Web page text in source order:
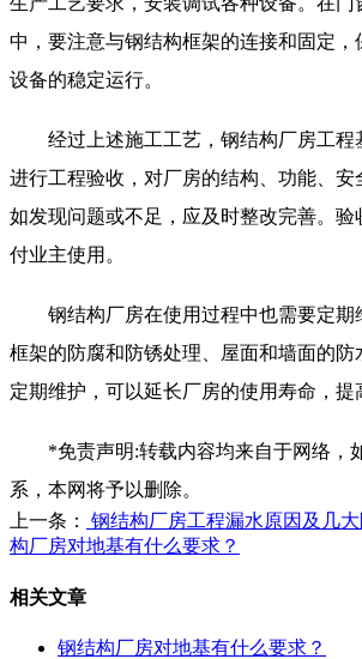
中，要注意与钢结构框架的连接和固定，
设备的稳定运行。
经过上述施工工艺，钢结构厂房工程
进行工程验收，对厂房的结构、功能、安
如发现问题或不足，应及时整改完善。验
付业主使用。
钢结构厂房在使用过程中也需要定期
框架的防腐和防锈处理、屋面和墙面的防
定期维护，可以延长厂房的使用寿命，提
*免责声明:转载内容均来自于网络，
系，本网将予以删除。
上一条：
钢结构厂房工程漏水原因及几大
构厂房对地基有什么要求？
相关文章
钢结构厂房对地基有什么要求？